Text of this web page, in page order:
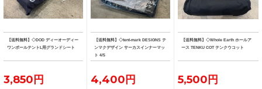
【送料無料】◇DOD ディーオーディー
ワンポールテントL用グランドシート
3,850円
【送料無料】◇tent-mark DESIGNS テ
ンマクデザイン サーカスインナーマッ
ト 4/5
4,400円
【送料無料】◇Whole Earth ホールア
ース TENKU COT テンクウコット
5,500円